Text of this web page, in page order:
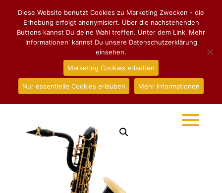
Start/ Baritonsaxophon/ Baritonsaxophon Henri
Diese Website benutzt Cookies zu Marketing Zwecken - die
Erhebung erfolgt anonymisiert. Über die nachstehenden
Buttons kannst Du deine Wahl treffen. Unter dem Link 'Mehr
Informationen' kannst Du unsere Datenschutzerklärung
einsehen.
Marketing Cookies erlauben
Nur essentielle Cookies erlauben Mehr Informationen